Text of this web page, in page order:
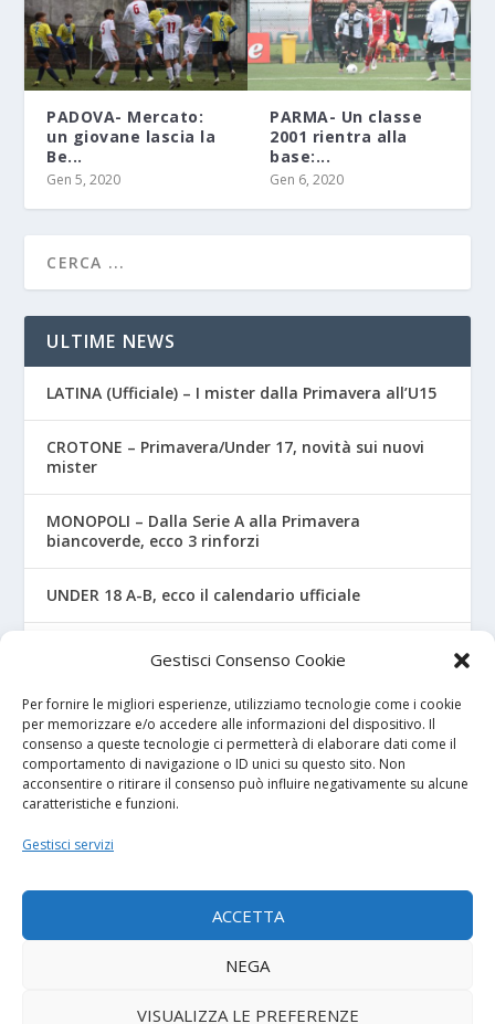
Gestisci Consenso Cookie
Per fornire le migliori esperienze, utilizziamo tecnologie come i cookie
per memorizzare e/o accedere alle informazioni del dispositivo. Il
consenso a queste tecnologie ci permetterà di elaborare dati come il
comportamento di navigazione o ID unici su questo sito. Non
acconsentire o ritirare il consenso può influire negativamente su alcune
caratteristiche e funzioni.
Gestisci servizi
ACCETTA
NEGA
VISUALIZZA LE PREFERENZE
PADOVA- Mercato:
un giovane lascia la
Be...
Gen 5, 2020
PARMA- Un classe
2001 rientra alla
base:...
Gen 6, 2020
ULTIME NEWS
LATINA (Ufficiale) – I mister dalla Primavera all’U15
CROTONE – Primavera/Under 17, novità sui nuovi
mister
MONOPOLI – Dalla Serie A alla Primavera
biancoverde, ecco 3 rinforzi
UNDER 18 A-B, ecco il calendario ufficiale
I NOSTRI SPONSOR
Calcio Panchina
Diretta.it